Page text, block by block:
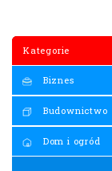
Kategorie
Biznes
Budownictwo
Dom i ogród